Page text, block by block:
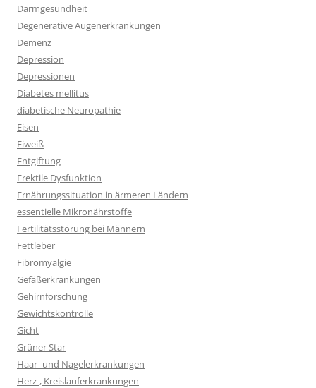
Darmgesundheit
Degenerative Augenerkrankungen
Demenz
Depression
Depressionen
Diabetes mellitus
diabetische Neuropathie
Eisen
Eiweiß
Entgiftung
Erektile Dysfunktion
Ernährungssituation in ärmeren Ländern
essentielle Mikronährstoffe
Fertilitätsstörung bei Männern
Fettleber
Fibromyalgie
Gefäßerkrankungen
Gehirnforschung
Gewichtskontrolle
Gicht
Grüner Star
Haar- und Nagelerkrankungen
Herz-, Kreislauferkrankungen